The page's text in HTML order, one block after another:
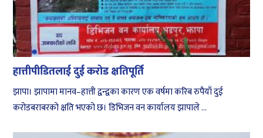
हात्तीपीडितलाई दुई करोड क्षतिपूर्ति
झापा। झापामा मानव–हात्ती द्वन्द्वका कारण एक वर्षमा करिब रुपैयाँ दुई
करोडबराबरको क्षति भएको छ। डिभिजन वन कार्यालय झापाले ...